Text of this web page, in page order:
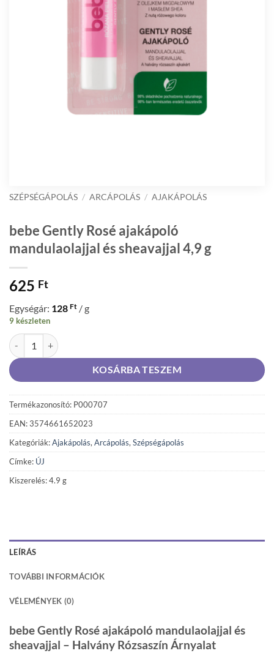
SZÉPSÉGÁPOLÁS / ARCÁPOLÁS / AJAKÁPOLÁS
bebe Gently Rosé ajakápoló
mandulaolajjal és sheavajjal 4,9 g
625 Ft
Egységár: 128 Ft / g
9 készleten
bebe Gently Rosé ajakápoló mandulaolajjal és sheavajjal 4,9 g
KOSÁRBA TESZEM
Termékazonosító: P000707
EAN: 3574661652023
Kategóriák:Ajakápolás, Arcápolás, Szépségápolás
Címke: ÚJ
Kiszerelés: 4.9 g
LEÍRÁS
TOVÁBBI INFORMÁCIÓK
VÉLEMÉNYEK (0)
bebe Gently Rosé ajakápoló mandulaolajjal és
sheavajjal – Halvány Rózsaszín Árnyalat